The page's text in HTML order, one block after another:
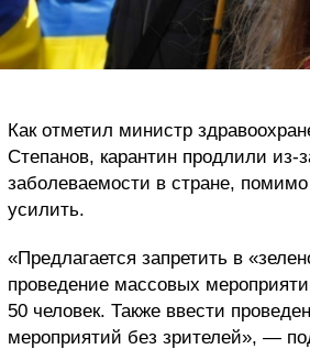
Как отметил министр
Степанов, карантин продлили из-
заболеваемости в стране,
усилить.
«Предлагается запретить в
проведение массовых
50 человек. Также ввести
мероприятий без зрителей», —